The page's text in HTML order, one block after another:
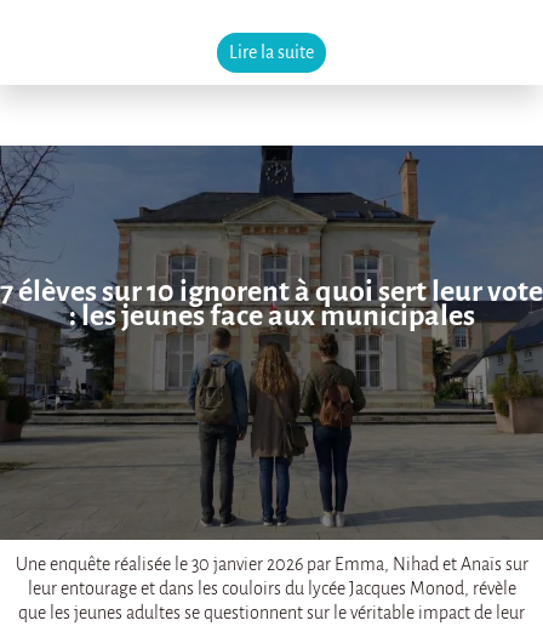
Lire la suite
7 élèves sur 10 ignorent à quoi sert leur vote
: les jeunes face aux municipales
Une enquête réalisée le 30 janvier 2026 par Emma, Nihad et Anaïs sur
leur entourage et dans les couloirs du lycée Jacques Monod, révèle
que les jeunes adultes se questionnent sur le véritable impact de leur